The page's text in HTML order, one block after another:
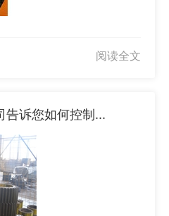
阅读全文
告诉您如何控制...